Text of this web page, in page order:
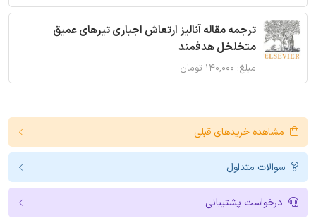
ترجمه مقاله آنالیز ارتعاش اجباری تیرهای عمیق
متخلخل هدفمند
مبلغ: ۱۴۰,۰۰۰ تومان
مشاهده خریدهای قبلی
سوالات متداول
درخواست پشتیبانی